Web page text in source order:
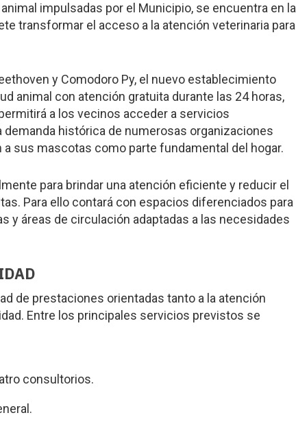
impulsadas por el Municipio, se encuentra en la
transformar el acceso a la atención veterinaria para
y Comodoro Py, el nuevo establecimiento
animal con atención gratuita durante las 24 horas,
a los vecinos acceder a servicios
histórica de numerosas organizaciones
sus mascotas como parte fundamental del hogar.
para brindar una atención eficiente y reducir el
Para ello contará con espacios diferenciados para
y áreas de circulación adaptadas a las necesidades
de prestaciones orientadas tanto a la atención
Entre los principales servicios previstos se
consultorios.